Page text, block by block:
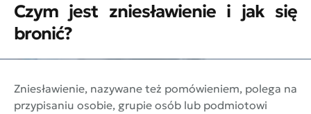
Czym jest zniesławienie i jak się
bronić?
Zniesławienie, nazywane też pomówieniem, polega na
przypisaniu osobie, grupie osób lub podmiotowi